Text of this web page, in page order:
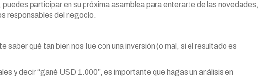
participar en su próxima asamblea para enterarte de las novedades,
responsables del negocio.
saber qué tan bien nos fue con una inversión (o mal, si el resultado es
y decir “gané USD 1.000”, es importante que hagas un análisis en